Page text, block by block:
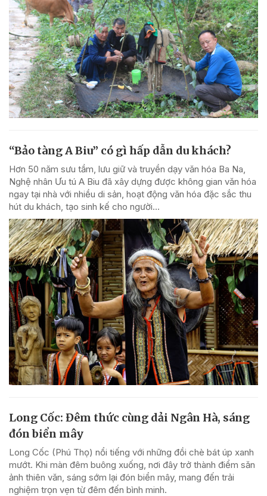
“Bảo tàng A Biu” có gì hấp dẫn du khách?
Hơn 50 năm sưu tầm, lưu giữ và truyền dạy văn hóa Ba Na,
Nghệ nhân Ưu tú A Biu đã xây dựng được không gian văn hóa
ngay tại nhà với nhiều di sản, hoạt động văn hóa đặc sắc thu
hút du khách, tạo sinh kế cho người...
Long Cốc: Đêm thức cùng dải Ngân Hà, sáng
đón biển mây
Long Cốc (Phú Thọ) nổi tiếng với những đồi chè bát úp xanh
mướt. Khi màn đêm buông xuống, nơi đây trở thành điểm săn
ảnh thiên văn, sáng sớm lại đón biển mây, mang đến trải
nghiệm trọn vẹn từ đêm đến bình minh.